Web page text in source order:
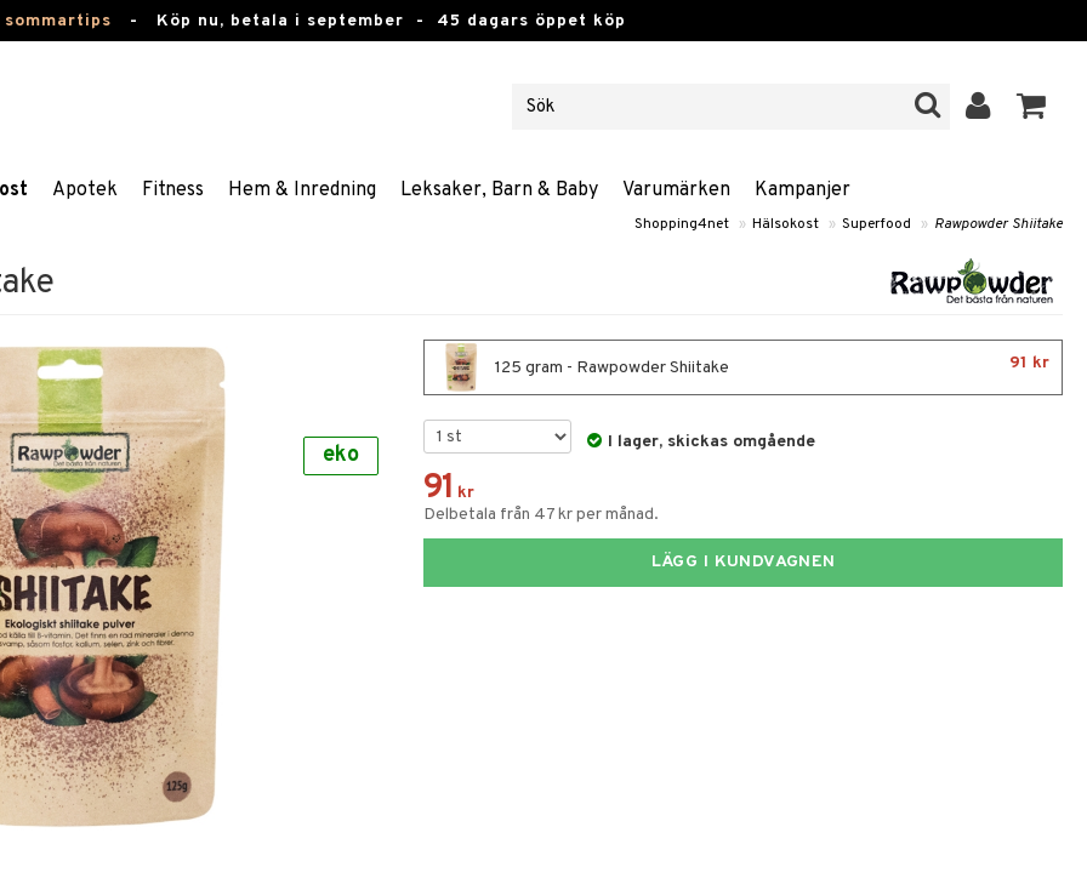
- Köp nu, betala i september - 45 dagars öppet köp
Apotek Fitness Hem & Inredning Leksaker, Barn & Baby Varumärken Kampanjer
Shopping4net » Hälsokost » Superfood » Rawpowder Shiitake
eko
125 gram - Rawpowder Shiitake 91 kr
I lager, skickas omgående
91 kr
Delbetala från 47 kr per månad.
LÄGG I KUNDVAGNEN